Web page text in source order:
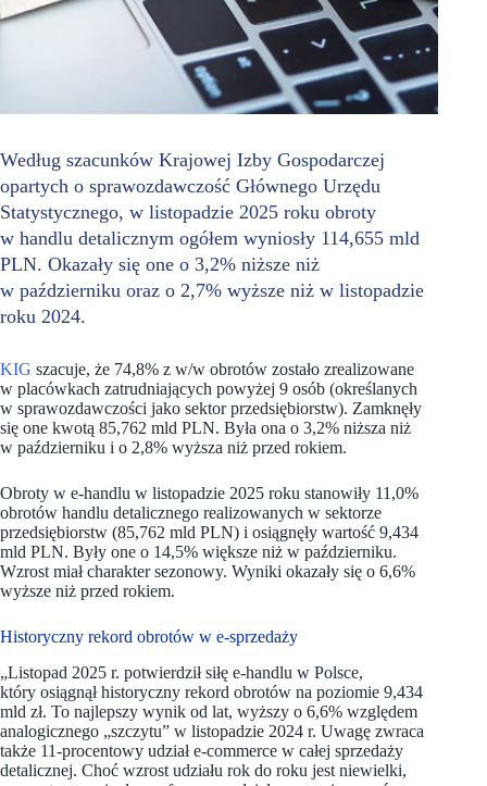
Według szacunków Krajowej Izby Gospodarczej
opartych o sprawozdawczość Głównego Urzędu
Statystycznego, w listopadzie 2025 roku obroty
w handlu detalicznym ogółem wyniosły 114,655 mld
PLN. Okazały się one o 3,2% niższe niż
w październiku oraz o 2,7% wyższe niż w listopadzie
roku 2024.
KIG szacuje, że 74,8% z w/w obrotów zostało zrealizowane
w placówkach zatrudniających powyżej 9 osób (określanych
w sprawozdawczości jako sektor przedsiębiorstw). Zamknęły
się one kwotą 85,762 mld PLN. Była ona o 3,2% niższa niż
w październiku i o 2,8% wyższa niż przed rokiem.
Obroty w e-handlu w listopadzie 2025 roku stanowiły 11,0%
obrotów handlu detalicznego realizowanych w sektorze
przedsiębiorstw (85,762 mld PLN) i osiągnęły wartość 9,434
mld PLN. Były one o 14,5% większe niż w październiku.
Wzrost miał charakter sezonowy. Wyniki okazały się o 6,6%
wyższe niż przed rokiem.
Historyczny rekord obrotów w e-sprzedaży
„Listopad 2025 r. potwierdził siłę e-handlu w Polsce,
który osiągnął historyczny rekord obrotów na poziomie 9,434
mld zł. To najlepszy wynik od lat, wyższy o 6,6% względem
analogicznego „szczytu” w listopadzie 2024 r. Uwagę zwraca
także 11-procentowy udział e-commerce w całej sprzedaży
detalicznej. Choć wzrost udziału rok do roku jest niewielki,